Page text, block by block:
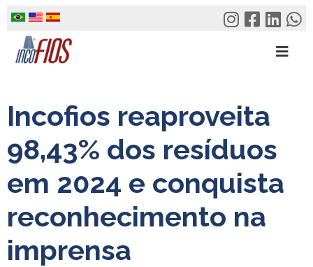
content
Incofios reaproveita
98,43% dos resíduos
em 2024 e conquista
reconhecimento na
imprensa